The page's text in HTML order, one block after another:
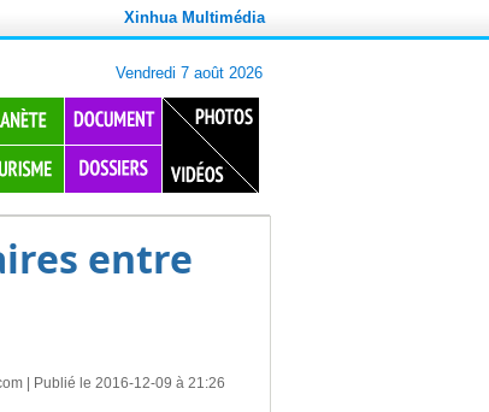
Xinhua Multimédia
entre
| Publié le 2016-12-09 à 21:26